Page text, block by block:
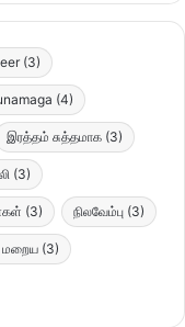
(3)
(4)
இரத்தம் சுத்தமாக (3)
(3)
(3) நிலவேம்பு (3)
மறைய (3)